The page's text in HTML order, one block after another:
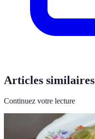
Articles similaires
Continuez votre lecture